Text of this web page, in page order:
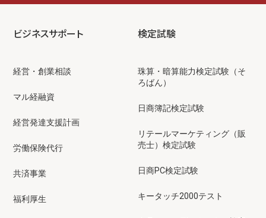
ビジネスサポート
経営・創業相談
マル経融資
経営発達支援計画
労働保険代行
共済事業
福利厚生
検定試験
珠算・暗算能力検定試験（そ
ろばん）
日商簿記検定試験
リテールマーケティング（販
売士）検定試験
日商PC検定試験
キータッチ2000テスト